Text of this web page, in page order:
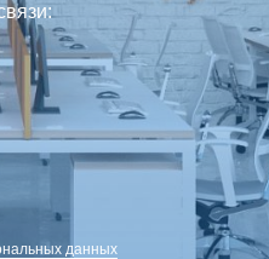
данных